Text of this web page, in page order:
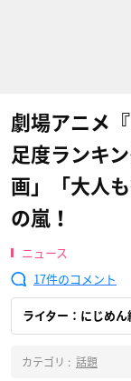
劇場アニメ
足度ランキ
画」「大人
の嵐！
ニュース
17
ライター：にじめん
カテゴリ : 話題